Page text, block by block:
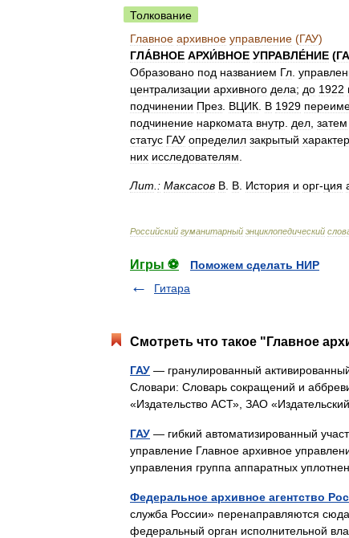
Толкование
Главное архивное управление (ГАУ)
ГЛА́ВНОЕ АРХИ́ВНОЕ УПРАВЛЕ́НИЕ (
Образовано под названием Гл
централизации архивного дела; до 1922
подчинении През ВЦИК В 1929
подчинение наркомата внутр дел затем
статус ГАУ определил закрытый характер
них исследователям
Лит : Максасов В В История и орг-ция
Российский гуманитарный энциклопедический
Игры ⚽
Поможем сделать НИР
Гитара
Смотреть что такое "Главное
ГАУ — гранулированный
Словари: Словарь сокращений и
«Издательство АСТ», ЗАО
ГАУ — гибкий автоматизированный
управление Главное архивное
управления группа аппаратных
Федеральное архивное агентство
служба России» перенаправляются
федеральный орган исполнительной